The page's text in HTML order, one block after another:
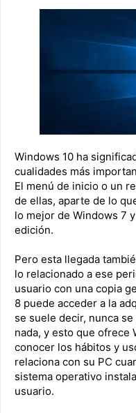
Windows 10 ha
cualidades más
El menú de inicio o un
de ellas, aparte de lo
lo mejor de Windows 7
edición.
Pero esta llegada
lo relacionado a ese
usuario con una copia
8 puede acceder a la
se suele decir, nunca
nada, y esto que ofrece
conocer los hábitos y
relaciona con su PC
sistema operativo
usuario.